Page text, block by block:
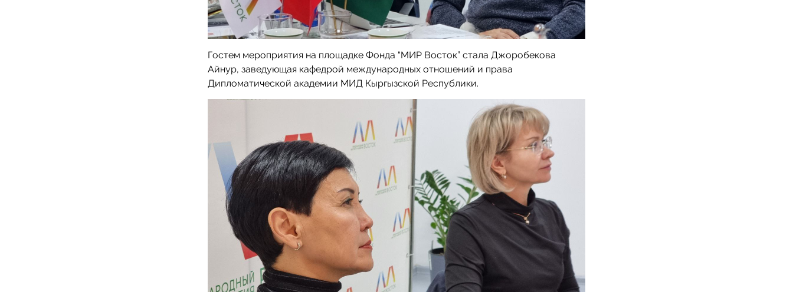
Гостем мероприятия на площадке Фонда “МИР Восток” стала Джоробекова
Айнур, заведующая кафедрой международных отношений и права
Дипломатической академии МИД Кыргызской Республики.